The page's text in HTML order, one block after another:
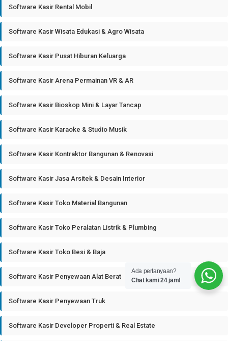
Software Kasir Rental Mobil
Software Kasir Wisata Edukasi & Agro Wisata
Software Kasir Pusat Hiburan Keluarga
Software Kasir Arena Permainan VR & AR
Software Kasir Bioskop Mini & Layar Tancap
Software Kasir Karaoke & Studio Musik
Software Kasir Kontraktor Bangunan & Renovasi
Software Kasir Jasa Arsitek & Desain Interior
Software Kasir Toko Material Bangunan
Software Kasir Toko Peralatan Listrik & Plumbing
Software Kasir Toko Besi & Baja
Software Kasir Penyewaan Alat Berat
Software Kasir Penyewaan Truk
Software Kasir Developer Properti & Real Estate
Ada pertanyaan?
Chat kami 24 jam!